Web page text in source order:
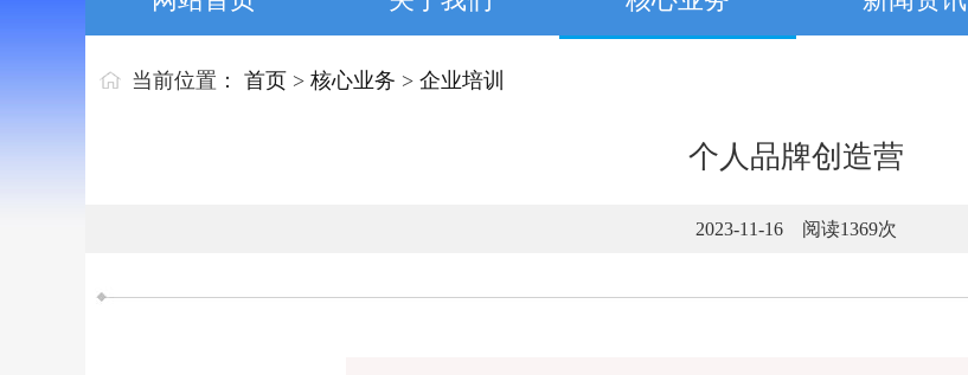
当前位置： 首页 > 核心业务 > 企业培训
个人品牌创造营
2023-11-16 阅读1369次